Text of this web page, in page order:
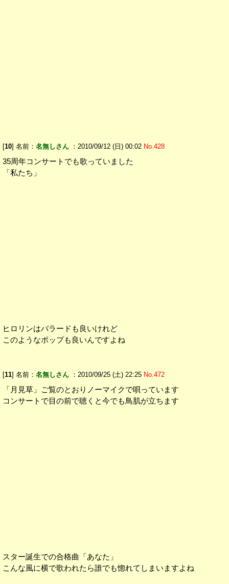
[10] 名前： 名無しさん ：2010/09/12 (日) 00:02 No.428
35周年コンサートでも歌っていました
「私たち」
ヒロリンはバラードも良いけれど
このようなポップも良いんですよね
[11] 名前： 名無しさん ：2010/09/25 (土) 22:25 No.472
「月見草」ご覧のとおりノーマイクで唄っています
コンサートで目の前で聴くと今でも鳥肌が立ちます
スター誕生での合格曲「あなた」
こんな風に横で歌われたら誰でも惚れてしまいますよね